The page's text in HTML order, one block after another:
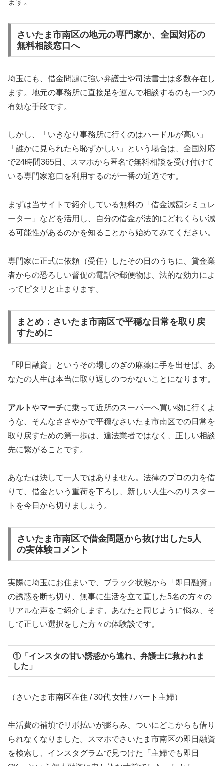
ます。
さいたま市南区の地元の専門家か、全国対応の
無料相談窓口へ
埼玉にも、借金問題に強い弁護士や司法書士は多数存在し
ます。地元の事務所に直接足を運んで相談するのも一つの
有効な手段です。
しかし、「いきなり事務所に行くのはハードルが高い」
「誰かに見られたら恥ずかしい」という場合は、全国対応
で24時間365日、スマホから匿名で無料相談を受け付けて
いる専門家窓口を利用するのが一番の近道です。
まずは当サイトで紹介している無料の「借金減額シミュレ
ーター」などを活用し、自分の借金が法的にどれくらい減
る可能性があるのかを知ることから始めてみてください。
専門家に正式に依頼（受任）したその日のうちに、貸金業
者からの恐ろしい督促の電話や郵便物は、法的な効力によ
ってピタリと止まります。
まとめ：さいたま市南区で平穏な日常を取り戻
すために
「即日融資」というその場しのぎの麻薬に手を出せば、あ
なたの人生は本当に取り返しのつかないことになります。
アルトやマーチに乗って近所のスーパーへ買い物に行くよ
うな、そんなささやかで平穏なさいたま市南区での日常を
取り戻すための第一歩は、違法業者ではなく、正しい相談
先に繋がることです。
あなたは決して一人ではありません。法律のプロの力を借
りて、借金という重荷を下ろし、新しい人生へのリスター
トを今日から切りましょう。
さいたま市南区で借金問題から抜け出した5人
の実体験コメント
実際に埼玉にお住まいで、ブラック状態から「即日融資」
の誘惑を断ち切り、無事に生活を立て直した5名の方々の
リアルな声をご紹介します。あなたと同じように悩み、そ
して正しい選択をした方々の体験談です。
①「インスタの甘い誘惑から逃れ、弁護士に救われま
した」
（さいたま市南区在住 / 30代 女性 / パート主婦）
生活費の補填でリボ払いが膨らみ、ついにどこからも借り
られなくなりました。スマホでさいたま市南区の即日融資
を検索し、インスタグラムで見つけた「主婦でも即日